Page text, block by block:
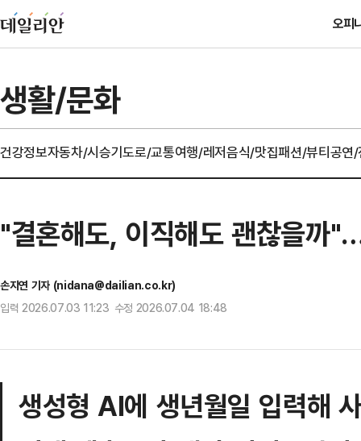
오피
생활/문화
건강정보자동차/시승기도로/교통여행/레저음식/맛집패션/뷰티공연
"결혼해도, 이직해도 괜찮을
손지연 기자 (nidana@dailian.co.kr)
입력 2026.07.03 11:23 수정 2026.07.04 18:48
생성형 AI에 생년월일 입력해